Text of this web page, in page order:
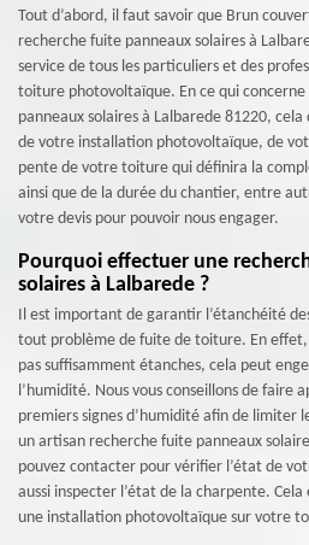
Tout d’abord, il faut savoir que Brun
recherche fuite panneaux solaires à
service de tous les particuliers et des
toiture photovoltaïque. En ce qui
panneaux solaires à Lalbarede 81220,
de votre installation photovoltaïque, de
pente de votre toiture qui définira la
ainsi que de la durée du chantier, entre
votre devis pour pouvoir nous engager.
Pourquoi effectuer une
solaires à Lalbarede ?
Il est important de garantir l’étanchéité
tout problème de fuite de toiture. En effet,
pas suffisamment étanches, cela peut
l’humidité. Nous vous conseillons de faire
premiers signes d’humidité afin de limiter
un artisan recherche fuite panneaux
pouvez contacter pour vérifier l’état de
aussi inspecter l’état de la charpente. Cela
une installation photovoltaïque sur votre